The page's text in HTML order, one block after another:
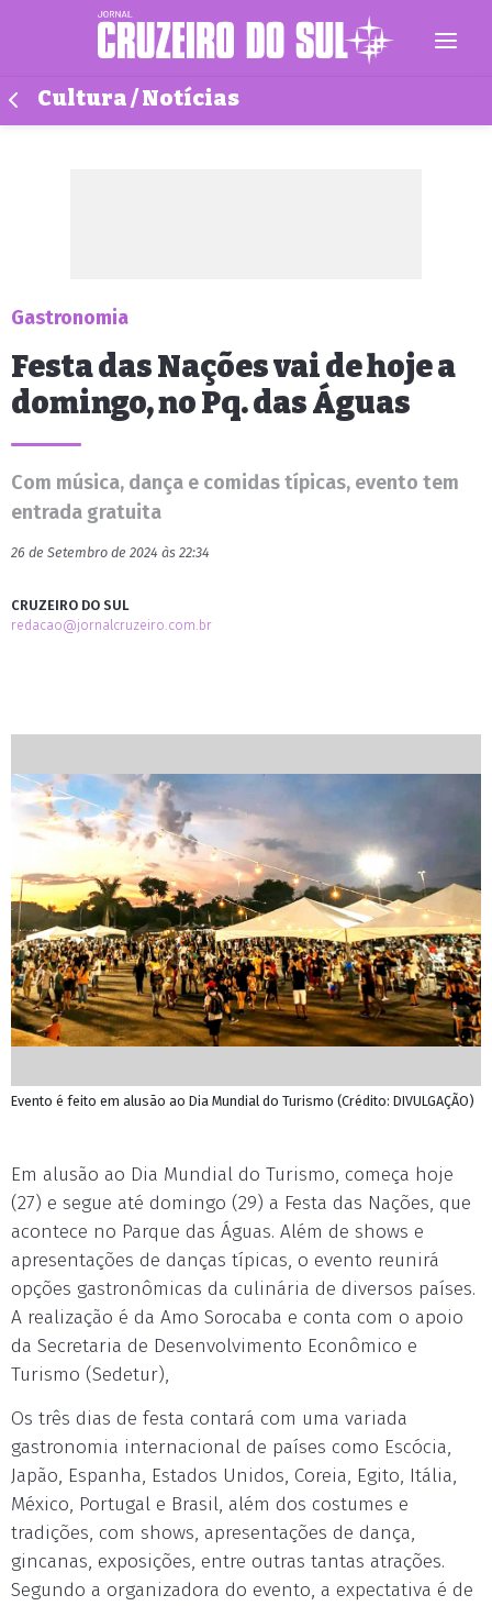
Cultura / Notícias
Gastronomia
Festa das Nações vai de hoje a
domingo, no Pq. das Águas
Com música, dança e comidas típicas, evento tem
entrada gratuita
26 de Setembro de 2024 às 22:34
CRUZEIRO DO SUL
redacao@jornalcruzeiro.com.br
Evento é feito em alusão ao Dia Mundial do Turismo (Crédito: DIVULGAÇÃO)
Em alusão ao Dia Mundial do Turismo, começa hoje
(27) e segue até domingo (29) a Festa das Nações, que
acontece no Parque das Águas. Além de shows e
apresentações de danças típicas, o evento reunirá
opções gastronômicas da culinária de diversos países.
A realização é da Amo Sorocaba e conta com o apoio
da Secretaria de Desenvolvimento Econômico e
Turismo (Sedetur),
Os três dias de festa contará com uma variada
gastronomia internacional de países como Escócia,
Japão, Espanha, Estados Unidos, Coreia, Egito, Itália,
México, Portugal e Brasil, além dos costumes e
tradições, com shows, apresentações de dança,
gincanas, exposições, entre outras tantas atrações.
Segundo a organizadora do evento, a expectativa é de